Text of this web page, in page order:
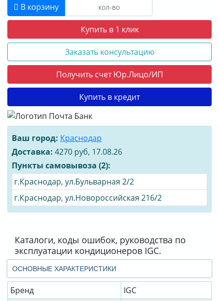
ОСНОВНЫЕ ХАРАКТЕРИСТИКИ
Бренд
IGC
В корзину
Купить в 1 клик
Заказать консультацию
Получить счет Юр.Лицо/ИП
Купить в кредит
Ваш город: Краснодар
Доставка: 4270 руб, 17.08.26
Пункты самовывоза (2):
г.Краснодар, ул.Бульварная 2/2
г.Краснодар, ул.Новороссийская 216/2
Каталоги, коды ошибок, руководства по
эксплуатации кондиционеров IGC.